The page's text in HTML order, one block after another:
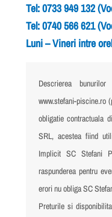
Tel: 0733 949 132
Tel: 0740 566 621
Luni – Vineri intre
Descrierea
www.stefani-piscine.ro
obligatie contractuala
SRL, acestea fiind
Implicit SC Stefani
raspunderea pentru
erori nu obliga SC
Preturile si